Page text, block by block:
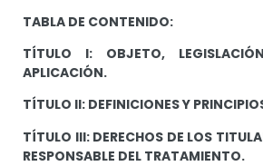
TABLA DE CONTENIDO:
TÍTULO I: OBJETO,
APLICACIÓN.
TÍTULO II: DEFINICIONES Y
TÍTULO III: DERECHOS DE LOS
RESPONSABLE DEL TRATAMIENTO.